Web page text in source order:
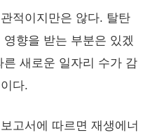
적이지만은 않다. 탈탄
향을 받는 부분은 있겠
새로운 일자리 수가 감
다.
고서에 따르면 재생에너